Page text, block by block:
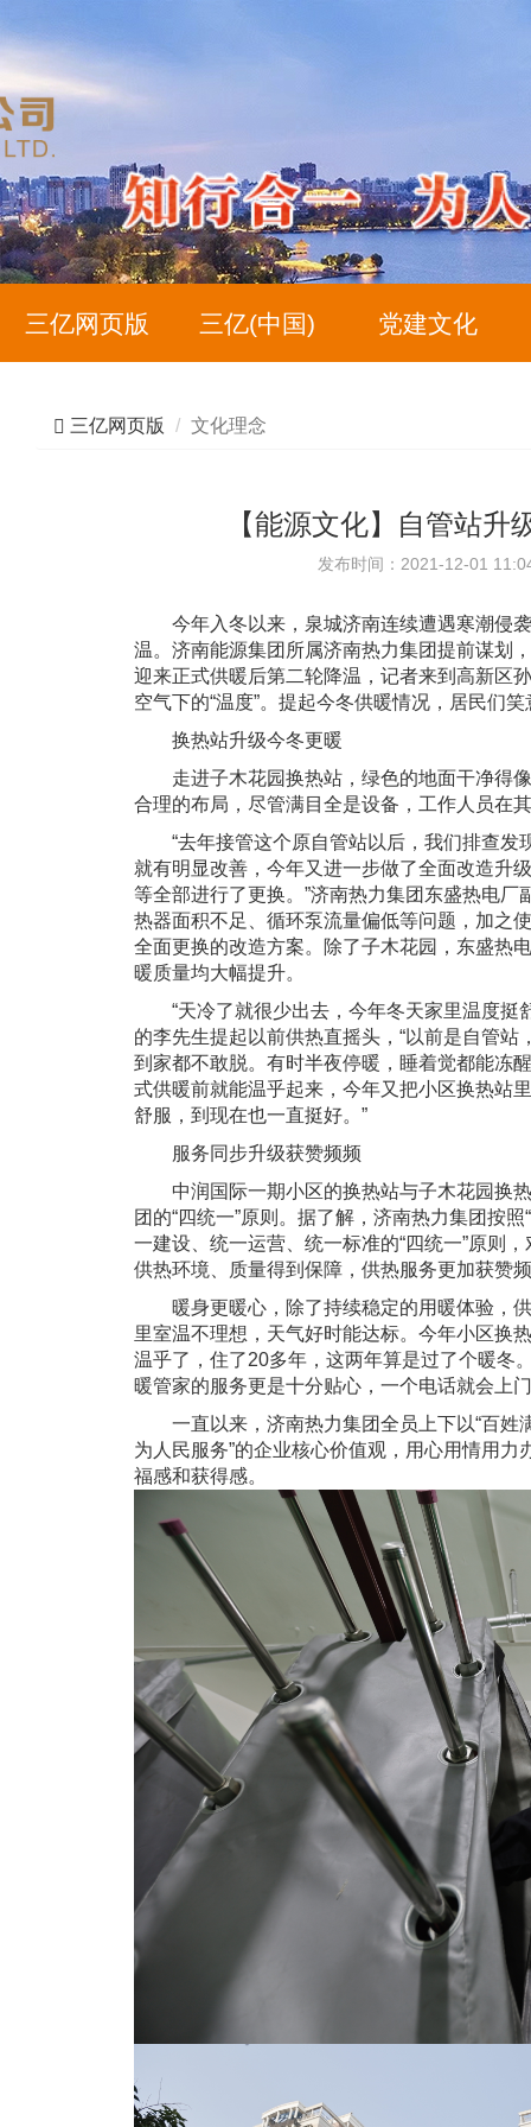
三亿网页版 三亿(中国) 党建文化
三亿网页版 文化理念
【能源文化】自管站升
发布时间：2021-12-01
今年入冬以来，泉城济南连续遭遇寒潮侵袭
温。济南能源集团所属济南热力集团提前谋划
迎来正式供暖后第二轮降温，记者来到高新区
空气下的“温度”。提起今冬供暖情况，居民们
换热站升级今冬更暖
走进子木花园换热站，绿色的地面干净得像
合理的布局，尽管满目全是设备，工作人员在
“去年接管这个原自管站以后，我们排查发
就有明显改善，今年又进一步做了全面改造升
等全部进行了更换。”济南热力集团东盛热电
热器面积不足、循环泵流量偏低等问题，加之
全面更换的改造方案。除了子木花园，东盛热
暖质量均大幅提升。
“天冷了就很少出去，今年冬天家里温度挺
的李先生提起以前供热直摇头，“以前是自管
到家都不敢脱。有时半夜停暖，睡着觉都能冻
式供暖前就能温乎起来，今年又把小区换热站
舒服，到现在也一直挺好。”
服务同步升级获赞频频
中润国际一期小区的换热站与子木花园换热
团的“四统一”原则。据了解，济南热力集团按
一建设、统一运营、统一标准的“四统一”原则
供热环境、质量得到保障，供热服务更加获赞
暖身更暖心，除了持续稳定的用暖体验，供
里室温不理想，天气好时能达标。今年小区换
温乎了，住了20多年，这两年算是过了个暖冬
暖管家的服务更是十分贴心，一个电话就会上
一直以来，济南热力集团全员上下以“百姓
为人民服务”的企业核心价值观，用心用情用
福感和获得感。